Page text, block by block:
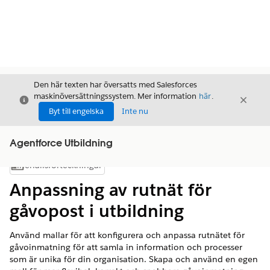
Stäng
Den här texten har översatts med Salesforces
maskinöversättningssystem. Mer information här.
Byt till engelska
Inte nu
Stäng
Agentforce Utbildning
Visa innehållsförteckning
Innehållsförteckningar
Anpassning av rutnät för
gåvopost i utbildning
Använd mallar för att konfigurera och anpassa rutnätet för
gåvoinmatning för att samla in information och processer
som är unika för din organisation. Skapa och använd en egen